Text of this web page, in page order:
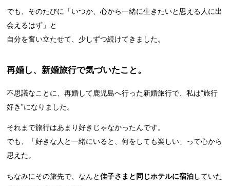
でも、そのたびに「いつか、心から一緒に生きたいと思える人に出
会えるはず」と
自分を奮い立たせて、少しずつ続けてきました。
再婚し、新婚旅行で気づいたこと。
不思議なことに、再婚して鹿児島へ行った新婚旅行で、私は“旅行
好き”になりました。
それまで旅行はあまり好きじゃなかったんです。
でも、「好きな人と一緒にいると、何をしても楽しい」って心から
思えた。
ちなみにその旅先で、なんと佳子さまと同じホテルに宿泊 していた